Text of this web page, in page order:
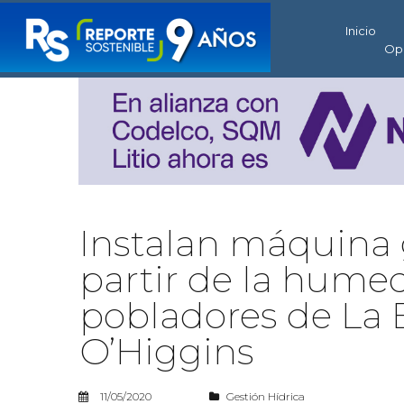
Inicio
Instalan máquina
partir de la
pobladores de La
O’Higgins
11/05/2020 Gestión Hídrica